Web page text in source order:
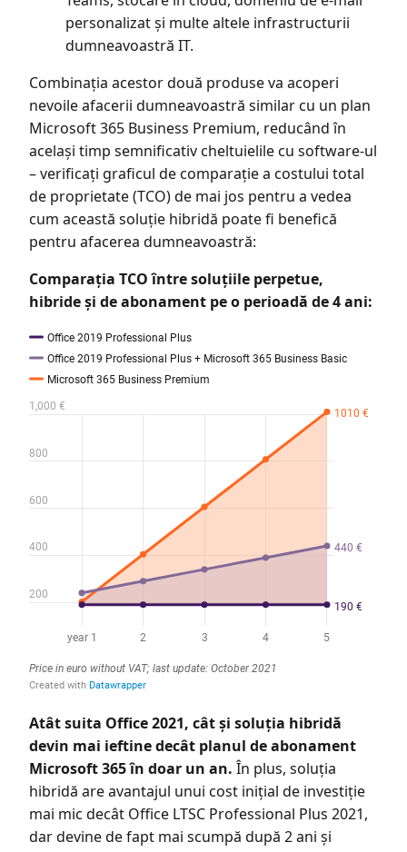
personalizat și multe altele infrastructurii
dumneavoastră IT.
Combinația acestor două produse va acoperi
nevoile afacerii dumneavoastră similar cu un plan
Microsoft 365 Business Premium, reducând în
același timp semnificativ cheltuielile cu software-ul
– verificați graficul de comparație a costului total
de proprietate (TCO) de mai jos pentru a vedea
cum această soluție hibridă poate fi benefică
pentru afacerea dumneavoastră:
Comparația TCO între soluțiile perpetue,
hibride și de abonament pe o perioadă de 4 ani:
Atât suita Office 2021, cât și soluția hibridă
devin mai ieftine decât planul de abonament
Microsoft 365 în doar un an. În plus, soluția
hibridă are avantajul unui cost inițial de investiție
mai mic decât Office LTSC Professional Plus 2021,
dar devine de fapt mai scumpă după 2 ani și